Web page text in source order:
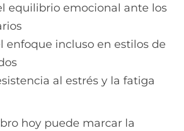
equilibrio emocional ante los
enfoque incluso en estilos de
al estrés y la fatiga
hoy puede marcar la